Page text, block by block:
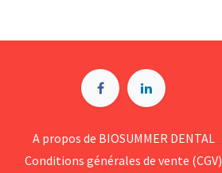
A p​ropos de BIOSUMMER DENTAL
Conditions générales d​e vente (CGV)